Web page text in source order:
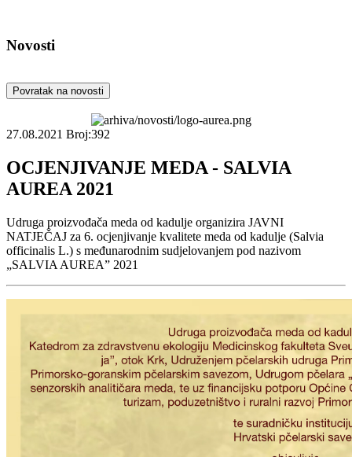
Novosti
Povratak na novosti
27.08.2021 Broj:392
OCJENJIVANJE MEDA - SALVIA
AUREA 2021
Udruga proizvođača meda od kadulje organizira JAVNI
NATJEČAJ za 6. ocjenjivanje kvalitete meda od kadulje (Salvia
officinalis L.) s međunarodnim sudjelovanjem pod nazivom
„SALVIA AUREA” 2021